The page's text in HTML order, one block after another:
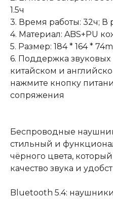
1.5ч
3. Время работы: 32ч;
4. Материал: ABS+PU
5. Размер: 184 * 164 *
6. Поддержка звуковых
китайском и
нажмите кнопку
сопряжения
Беспроводные
стильный и
чёрного цвета,
качество звука и
Bluetooth 5.4: